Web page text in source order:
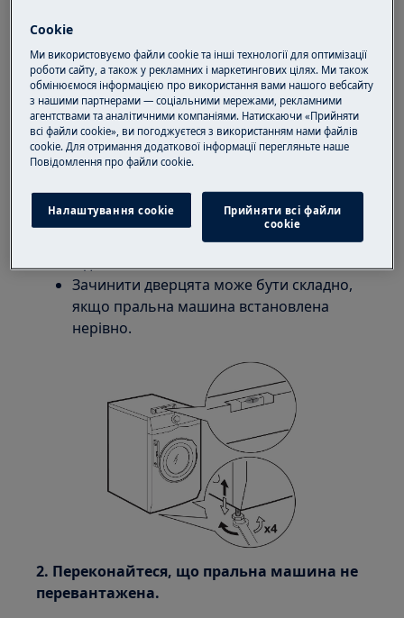
рівень.
Скористайтеся будівельним рівнем, щоб
перевірити, чи пральна машина стоїть
рівно на всіх ніжках.
Прилад має стояти стійко на рівній,
твердій підлозі.
допомогою гайкового ключа.
Важливо, щоб прилад не хитався. Інакше
він буде вібрувати під час циклу
віджимання.
Зачинити дверцята може бути складно,
якщо пральна машина встановлена
нерівно.
2. Переконайтеся, що пральна машина не
перевантажена.
Cookie
Ми використовуємо файли cookie та інші технології для оптимізації
роботи сайту, а також у рекламних і маркетингових цілях. Ми також
обмінюємося інформацією про використання вами нашого вебсайту
з нашими партнерами — соціальними мережами, рекламними
агентствами та аналітичними компаніями. Натискаючи «Прийняти
всі файли cookie», ви погоджуєтеся з використанням нами файлів
cookie. Для отримання додаткової інформації перегляньте наше
Пoвідомлення прo файли cookie.
Налаштування cookie
Прийняти всі файли
сookie